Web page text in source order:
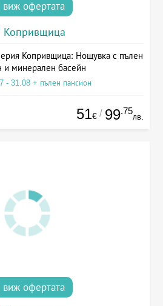
виж офертата
Копривщица
Копривщица: Нощувка с пълен
и минерален басейн
- 31.08 + пълен пансион
51€ / 99.75
лв.
виж офертата